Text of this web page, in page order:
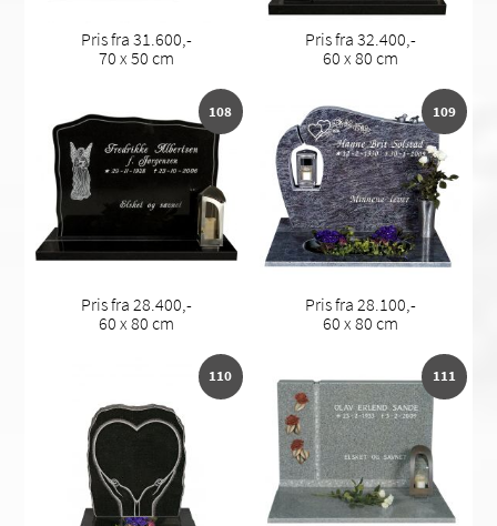
Pris fra 31.600,-
70 x 50 cm
Pris fra 32.400,-
60 x 80 cm
108
Pris fra 28.400,-
60 x 80 cm
109
Pris fra 28.100,-
60 x 80 cm
110 111